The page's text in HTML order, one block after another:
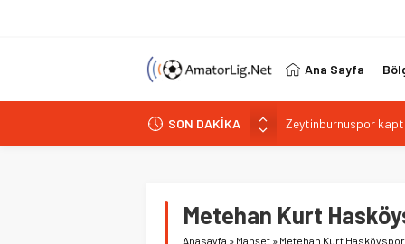
Ana Sayfa
SON DAKİKA
Zeytinburnuspor
Şilespor’da Lokman
Bakırköyspor’dan
Bağcılar Yeni
Metehan Kurt
Anasayfa » Manşet » Metehan Kurt